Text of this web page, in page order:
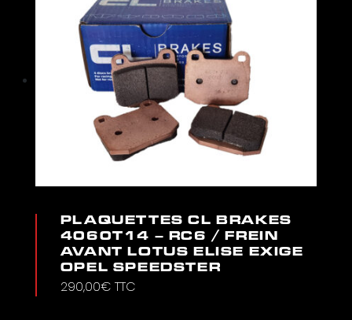
PLAQUETTES CL BRAKES
4060T14 – RC6 / FREIN
AVANT LOTUS ELISE EXIGE
OPEL SPEEDSTER
290,00€TTC